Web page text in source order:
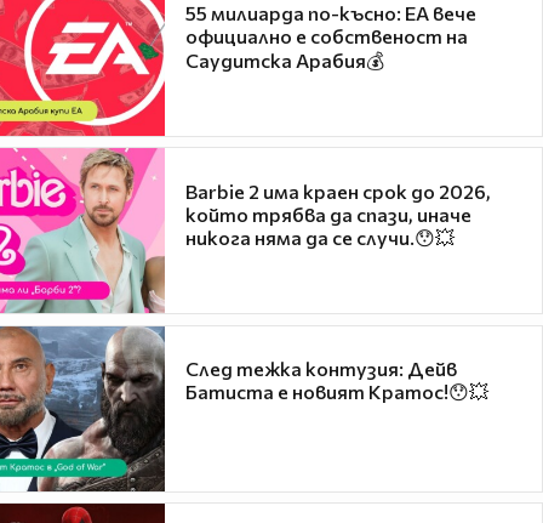
55 милиарда по-късно: EA вече
официално е собственост на
Саудитска Арабия💰
Barbie 2 има краен срок до 2026,
който трябва да спази, иначе
никога няма да се случи.😯💥
След тежка контузия: Дейв
Батиста е новият Кратос!😯💥